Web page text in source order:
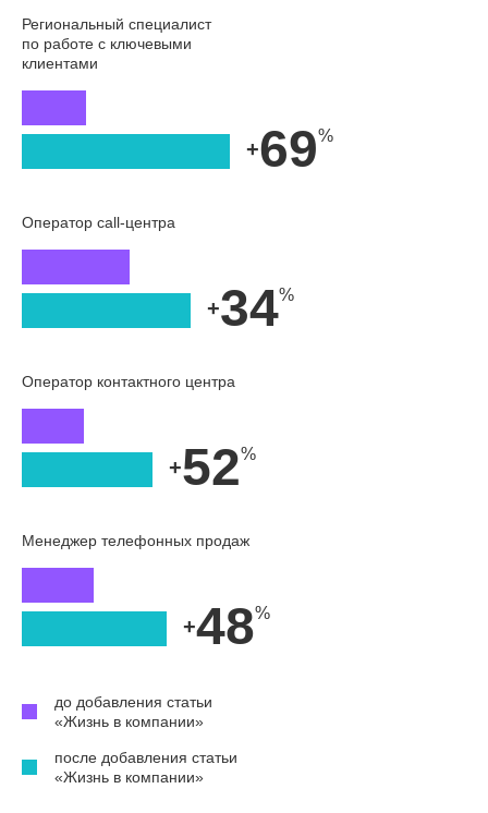
+69
Региональный специалист
по работе с ключевыми
клиентами
+34
Оператор call-центра
+52
Оператор контактного центра
+48
Менеджер телефонных продаж
до добавления статьи
«Жизнь в компании»
после добавления статьи
«Жизнь в компании»